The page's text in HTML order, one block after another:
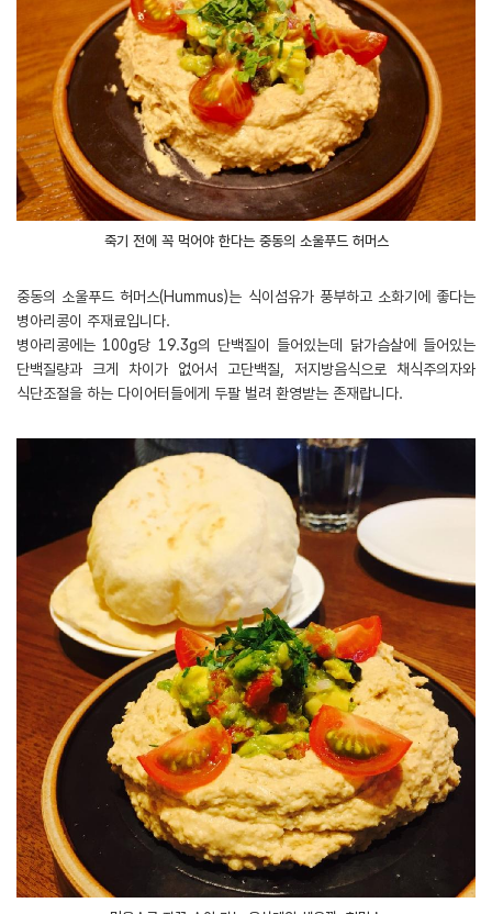
죽기 전에 꼭 먹어야 한다는 중동의 소울푸드 허머스
중동의 소울푸드 허머스(Hummus)는 식이섬유가 풍부하고 소화기에 좋다는
병아리콩이 주재료입니다.
병아리콩에는 100g당 19.3g의 단백질이 들어있는데 닭가슴살에 들어있는
단백질량과 크게 차이가 없어서 고단백질, 저지방음식으로 채식주의자와
식단조절을 하는 다이어터들에게 두팔 벌려 환영받는 존재랍니다.